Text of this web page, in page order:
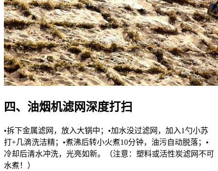
四、油烟机滤网深度打扫
•拆下金属滤网，放入大锅中；•加水没过滤网，加入1勺小苏
打+几滴洗洁精；•煮沸后转小火煮10分钟，油污自动脱落；•
冷却后清水冲洗，光亮如新。（注意：塑料或活性炭滤网不可
水煮！）